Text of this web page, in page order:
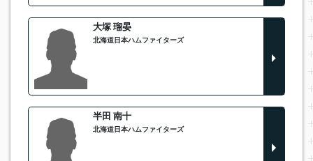
大塚 瑠晏
北海道日本ハムファイターズ
半田 南十
北海道日本ハムファイターズ